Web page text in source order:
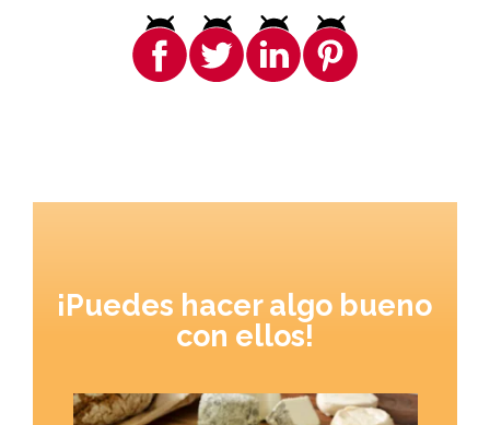
¡Puedes hacer algo bueno
con ellos!